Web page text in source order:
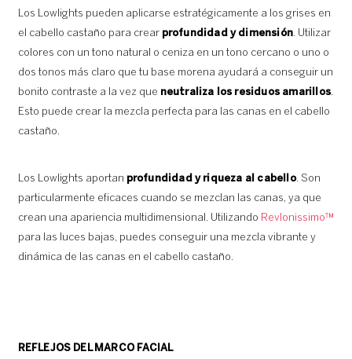
Los Lowlights pueden aplicarse estratégicamente a los grises en
el cabello castaño para crear profundidad y dimensión. Utilizar
colores con un tono natural o ceniza en un tono cercano o uno o
dos tonos más claro que tu base morena ayudará a conseguir un
bonito contraste a la vez que neutraliza los residuos amarillos.
Esto puede crear la mezcla perfecta para las canas en el cabello
castaño.
Los Lowlights aportan profundidad y riqueza al cabello. Son
particularmente eficaces cuando se mezclan las canas, ya que
crean una apariencia multidimensional. Utilizando Revlonissimo™
para las luces bajas, puedes conseguir una mezcla vibrante y
dinámica de las canas en el cabello castaño.
REFLEJOS DEL MARCO FACIAL